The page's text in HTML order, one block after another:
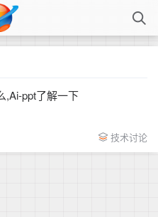
,Ai-ppt了解一下
技术讨论